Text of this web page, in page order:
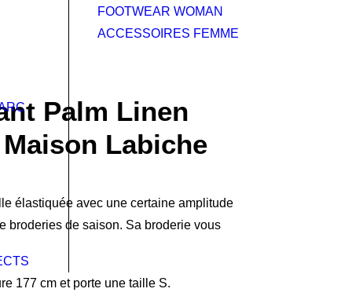
FOOTWEAR WOMAN
ACCESSOIRES FEMME
Palm Linen
Labiche
élastiquée avec une certaine amplitude
broderies de saison. Sa broderie vous
177 cm et porte une taille S.